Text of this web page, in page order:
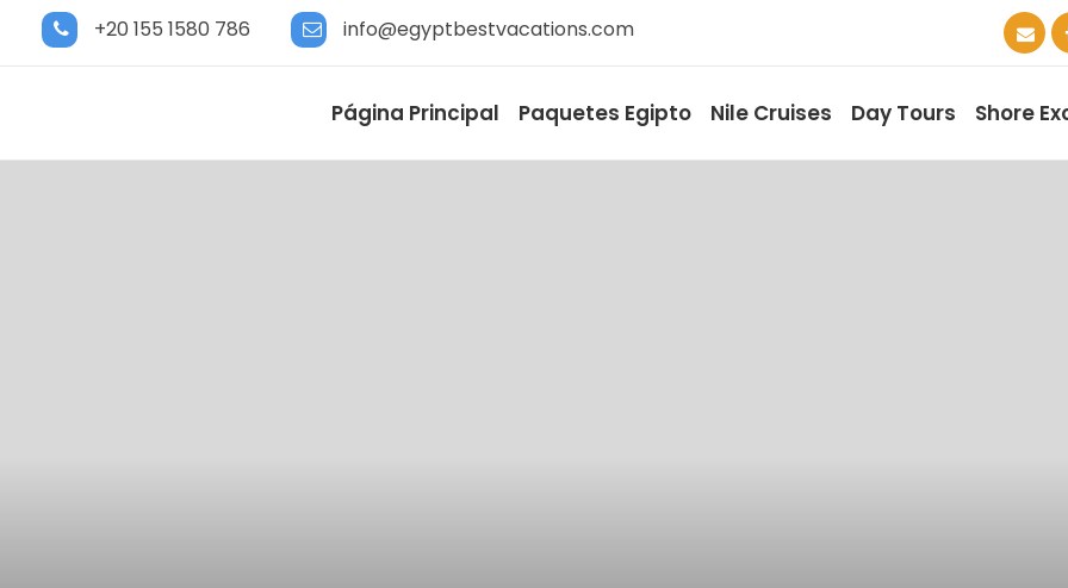
+20 155 1580 786 info@egyptbestvacations.com
Página Principal Paquetes Egipto Nile Cruises Day Tours Shore